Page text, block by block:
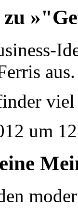
zu
aus.
um